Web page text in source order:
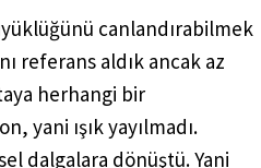
canlandırabilmek
referans aldık ancak az
herhangi bir
yani ışık yayılmadı.
dalgalara dönüştü. Yani